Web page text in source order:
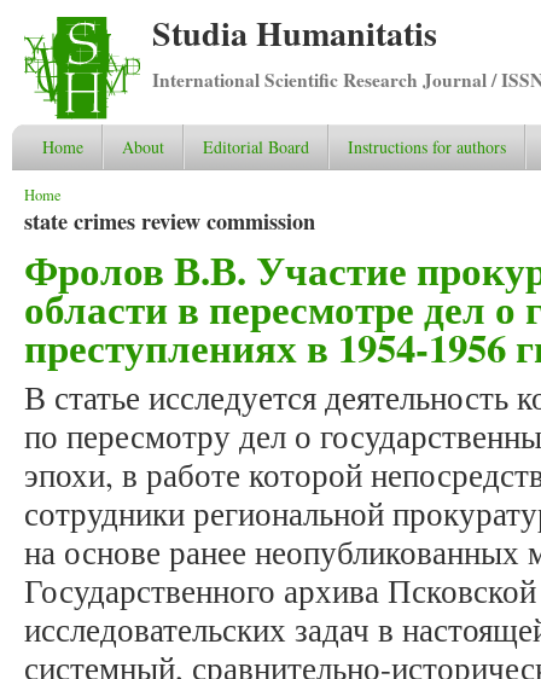
Studia Humanitatis
International Scientific Research Journal /
Home About Editorial Board Instructions for authors
You are here
Home
state crimes review commission
Фролов В.В. Участие
области в пересмотре дел о
преступлениях в 1954-1956
В статье исследуется деятельность
по пересмотру дел о
эпохи, в работе которой
сотрудники региональной
на основе ранее неопубликованных
Государственного архива
исследовательских задач в
системный, сравнительно-